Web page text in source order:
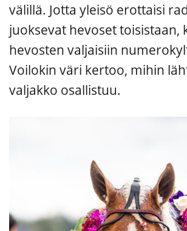
välillä. Jotta yleisö erottaisi
juoksevat hevoset toisistaan,
hevosten valjaisiin
Voilokin väri kertoo, mihin
valjakko osallistuu.